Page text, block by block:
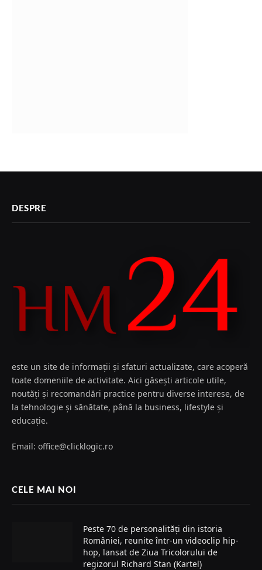
DESPRE
este un site de informații și sfaturi actualizate, care acoperă
toate domeniile de activitate. Aici găsești articole utile,
noutăți și recomandări practice pentru diverse interese, de
la tehnologie și sănătate, până la business, lifestyle și
educație.
Email: office@clicklogic.ro
CELE MAI NOI
Peste 70 de personalități din istoria
României, reunite într-un videoclip hip-
hop, lansat de Ziua Tricolorului de
regizorul Richard Stan (Kartel)